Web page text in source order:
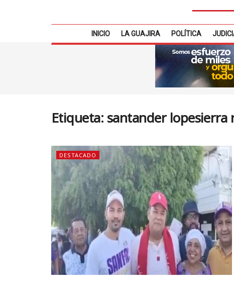
INICIO LA GUAJIRA POLÍTICA
Etiqueta: santander lopesierra
DESTACADO